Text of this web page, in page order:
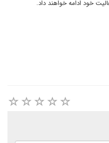
خود ادامه خواهند داد.